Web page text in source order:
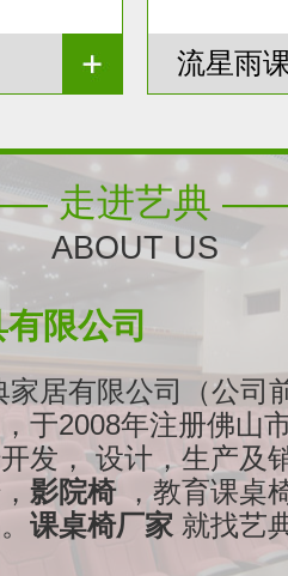
流星雨
走进艺典
ABOUT US
限公司
家居有限公司（公司
于2008年注册佛山
发， 设计，生产及
影院椅，教育课桌
课桌椅厂家 就找艺